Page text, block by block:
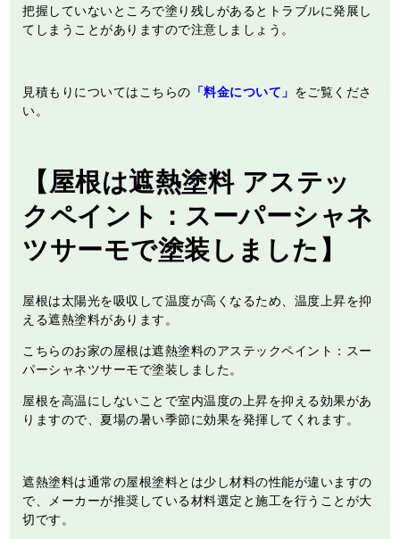
把握していないところで塗り残しがあるとトラブルに発展し
てしまうことがありますので注意しましょう。
見積もりについてはこちらの 「料金について」 をご覧くださ
い。
【屋根は遮熱塗料 アステッ
クペイント：スーパーシャネ
ツサーモで塗装しました】
屋根は太陽光を吸収して温度が高くなるため、温度上昇を抑
える遮熱塗料があります。
こちらのお家の屋根は遮熱塗料のアステックペイント：スー
パーシャネツサーモで塗装しました。
屋根を高温にしないことで室内温度の上昇を抑える効果があ
りますので、夏場の暑い季節に効果を発揮してくれます。
遮熱塗料は通常の屋根塗料とは少し材料の性能が違いますの
で、メーカーが推奨している材料選定と施工を行うことが大
切です。